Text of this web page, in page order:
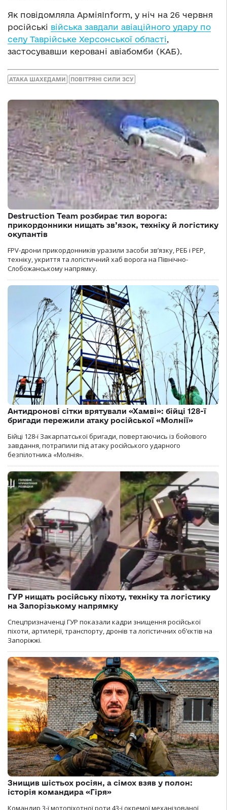
Як повідомляла АрміяInform, у ніч на 26 червня
російські війська завдали авіаційного удару по
селу Таврійське Херсонської області,
застосувавши керовані авіабомби (КАБ).
АТАКА ШАХЕДАМИ ПОВІТРЯНІ СИЛИ ЗСУ
Destruction Team розбирає тил ворога:
прикордонники нищать зв’язок, техніку й логістику
окупантів
FPV-дрони прикордонників уразили засоби зв’язку, РЕБ і РЕР,
техніку, укриття та логістичний хаб ворога на Північно-
Слобожанському напрямку.
Антидронові сітки врятували «Хамві»: бійці 128-ї
бригади пережили атаку російської «Молнії»
Бійці 128-ї Закарпатської бригади, повертаючись із бойового
завдання, потрапили під атаку російського ударного
безпілотника «Молнія».
ГУР нищать російську піхоту, техніку та логістику
на Запорізькому напрямку
Спецпризначенці ГУР показали кадри знищення російської
піхоти, артилерії, транспорту, дронів та логістичних об’єктів на
Запоріжжі.
Знищив шістьох росіян, а сімох взяв у полон:
історія командира «Гіря»
Командир 3-ї мотопіхотної роти 43-ї окремої механізованої